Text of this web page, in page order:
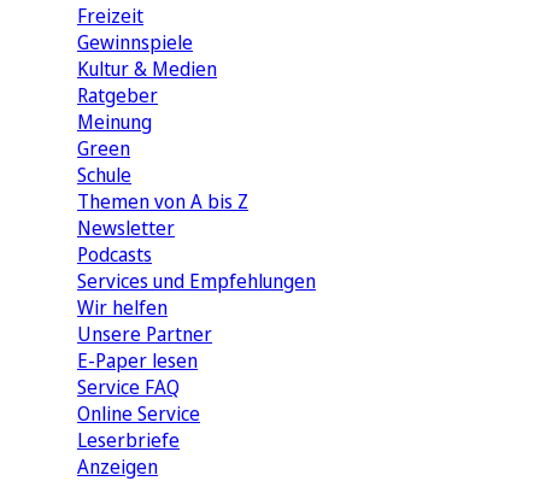
Freizeit
Gewinnspiele
Kultur & Medien
Ratgeber
Meinung
Green
Schule
Themen von A bis Z
Newsletter
Podcasts
Services und Empfehlungen
Wir helfen
Unsere Partner
E-Paper lesen
Service FAQ
Online Service
Leserbriefe
Anzeigen